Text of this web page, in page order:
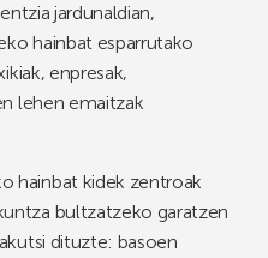
jardunaldian,
hainbat esparrutako
enpresak,
lehen emaitzak
hainbat kidek zentroak
bultzatzeko garatzen
dituzte: basoen